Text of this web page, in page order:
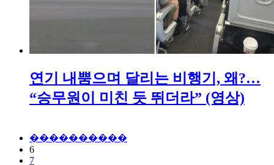
연기 내뿜으며 달리는 비행기, 왜?…
“승무원이 미친 듯 뛰더라” (영상)
����������
6
7